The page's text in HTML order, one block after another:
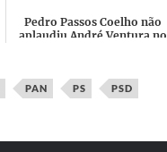
Pedro Passos Coelho não
aplaudiu André Ventura no
PAN PS PSD